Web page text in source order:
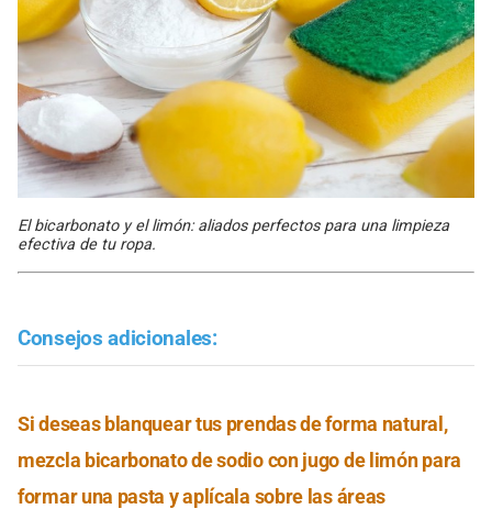
El bicarbonato y el limón: aliados perfectos para una limpieza
efectiva de tu ropa.
Consejos adicionales:
Si deseas blanquear tus prendas de forma natural,
mezcla bicarbonato de sodio con jugo de limón para
formar una pasta y aplícala sobre las áreas